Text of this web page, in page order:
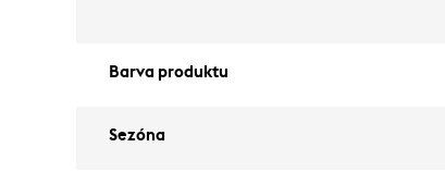
Barva produktu
Sezóna